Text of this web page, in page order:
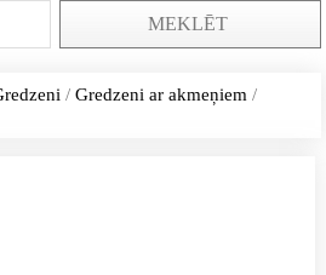
MEKLĒT
/Gredzeni ar akmeņiem /